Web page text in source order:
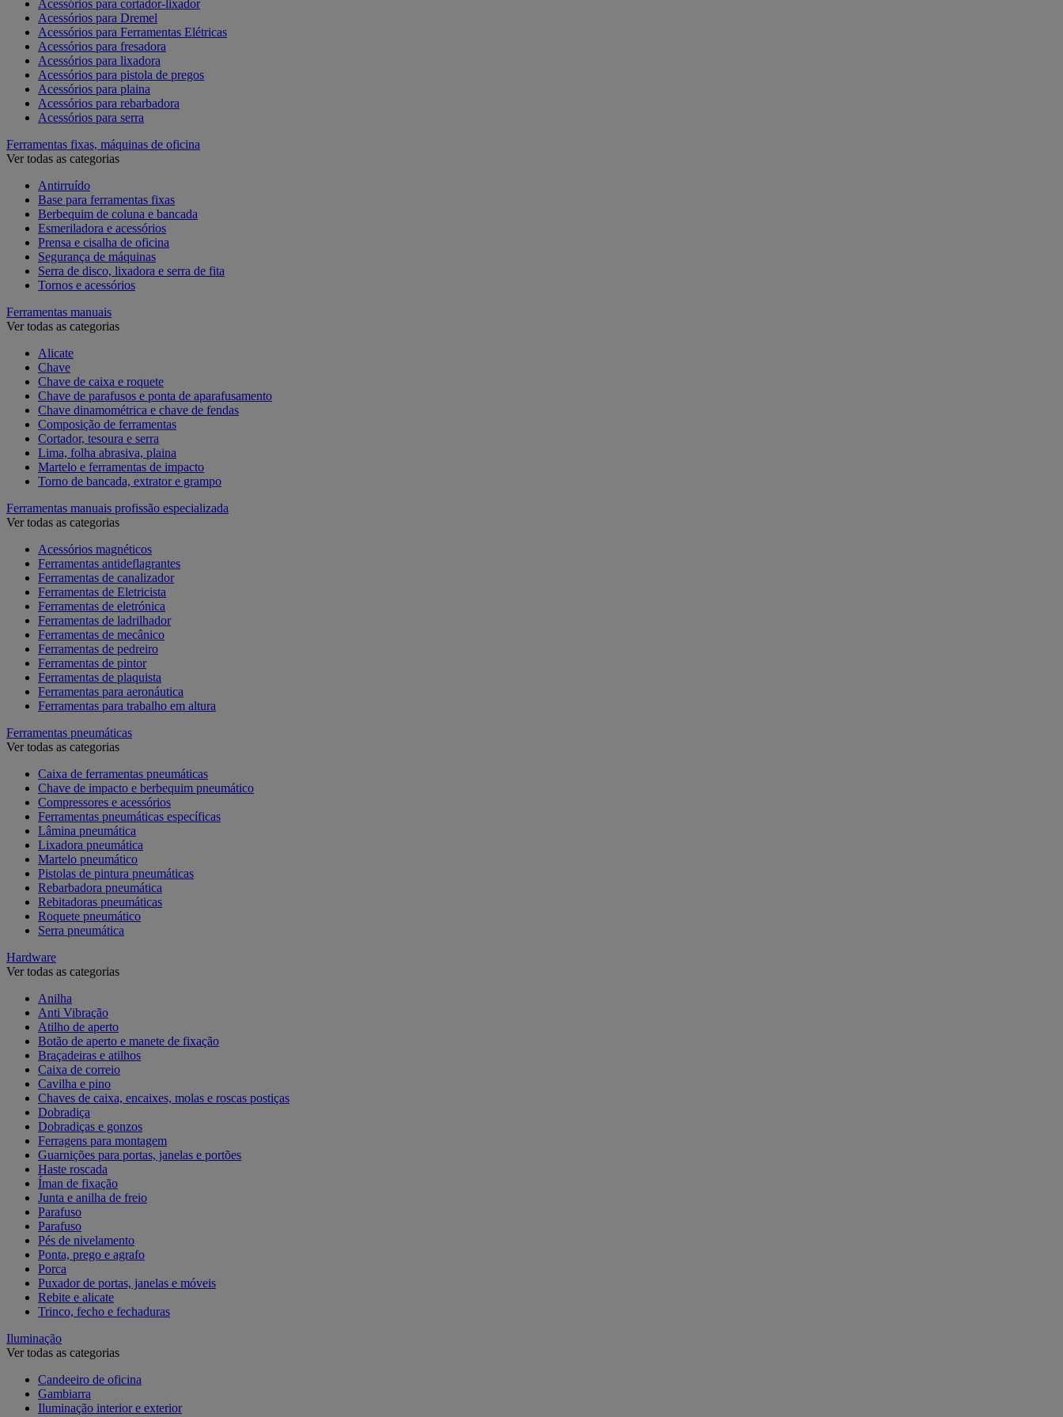
Acessórios para cortador-lixador
Acessórios para Dremel
Acessórios para Ferramentas Elétricas
Acessórios para fresadora
Acessórios para lixadora
Acessórios para pistola de pregos
Acessórios para plaina
Acessórios para rebarbadora
Acessórios para serra
Ferramentas fixas, máquinas de oficina
Ver todas as categorias
Antirruído
Base para ferramentas fixas
Berbequim de coluna e bancada
Esmeriladora e acessórios
Prensa e cisalha de oficina
Segurança de máquinas
Serra de disco, lixadora e serra de fita
Tornos e acessórios
Ferramentas manuais
Ver todas as categorias
Alicate
Chave
Chave de caixa e roquete
Chave de parafusos e ponta de aparafusamento
Chave dinamométrica e chave de fendas
Composição de ferramentas
Cortador, tesoura e serra
Lima, folha abrasiva, plaina
Martelo e ferramentas de impacto
Torno de bancada, extrator e grampo
Ferramentas manuais profissão especializada
Ver todas as categorias
Acessórios magnéticos
Ferramentas antideflagrantes
Ferramentas de canalizador
Ferramentas de Eletricista
Ferramentas de eletrónica
Ferramentas de ladrilhador
Ferramentas de mecânico
Ferramentas de pedreiro
Ferramentas de pintor
Ferramentas de plaquista
Ferramentas para aeronáutica
Ferramentas para trabalho em altura
Ferramentas pneumáticas
Ver todas as categorias
Caixa de ferramentas pneumáticas
Chave de impacto e berbequim pneumático
Compressores e acessórios
Ferramentas pneumáticas específicas
Lâmina pneumática
Lixadora pneumática
Martelo pneumático
Pistolas de pintura pneumáticas
Rebarbadora pneumática
Rebitadoras pneumáticas
Roquete pneumático
Serra pneumática
Hardware
Ver todas as categorias
Anilha
Anti Vibração
Atilho de aperto
Botão de aperto e manete de fixação
Braçadeiras e atilhos
Caixa de correio
Cavilha e pino
Chaves de caixa, encaixes, molas e roscas postiças
Dobradiça
Dobradiças e gonzos
Ferragens para montagem
Guarnições para portas, janelas e portões
Haste roscada
Íman de fixação
Junta e anilha de freio
Parafuso
Parafuso
Pés de nivelamento
Ponta, prego e agrafo
Porca
Puxador de portas, janelas e móveis
Rebite e alicate
Trinco, fecho e fechaduras
Iluminação
Ver todas as categorias
Candeeiro de oficina
Gambiarra
Iluminação interior e exterior